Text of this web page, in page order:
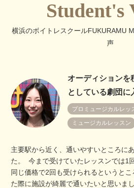
Student's
横浜のボイトレスクールFUKURAMU
声
オーディションを
としている劇団に
プロミュージカルレッ
ミュージカルレッスン
主要駅から近く、通いやすいところに
た。 今まで受けていたレッスンでは1
同じ価格で2回も受けられるというと
た際に施設が綺麗で通いたいと思いま